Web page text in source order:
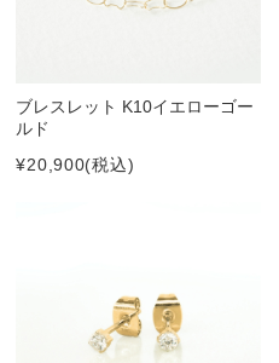
ブレスレット K10イエローゴー
ルド
¥20,900(税込)